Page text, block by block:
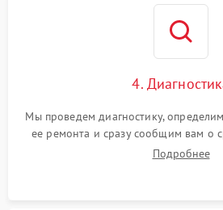
4.
Мы проведем диагностику,
ее ремонта и сразу сообщим вам о
Подробнее